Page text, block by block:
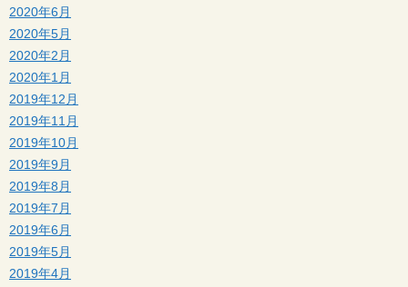
2020年6月
2020年5月
2020年2月
2020年1月
2019年12月
2019年11月
2019年10月
2019年9月
2019年8月
2019年7月
2019年6月
2019年5月
2019年4月